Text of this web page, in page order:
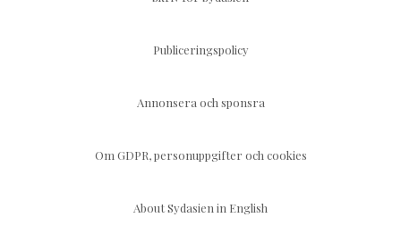
Publiceringspolicy
Annonsera och sponsra
Om GDPR, personuppgifter och cookies
About Sydasien in English